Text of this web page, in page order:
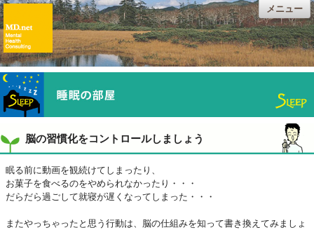
メニュー
脳の習慣化をコントロールしましょう
眠る前に動画を観続けてしまったり、
お菓子を食べるのをやめられなかったり・・・
だらだら過ごして就寝が遅くなってしまった・・・
またやっちゃったと思う行動は、脳の仕組みを知って書き換えてみましょ